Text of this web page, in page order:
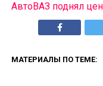
АвтоВАЗ поднял
МАТЕРИАЛЫ ПО ТЕМЕ: